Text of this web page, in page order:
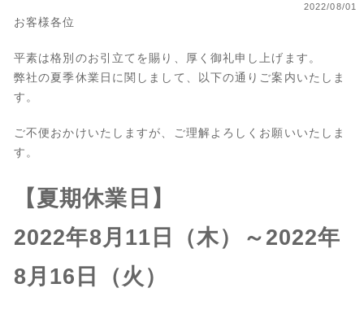
2022/08/01
お客様各位
平素は格別のお引立てを賜り、厚く御礼申し上げます。
弊社の夏季休業日に関しまして、以下の通りご案内いたしま
す。
ご不便おかけいたしますが、ご理解よろしくお願いいたしま
す。
【夏期休業日】
2022年8月11日（木）～2022年
8月16日（火）